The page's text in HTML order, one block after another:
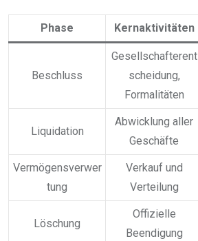
Phase Kernaktivitäten
Beschluss
Gesellschafterent
scheidung,
Formalitäten
Liquidation
Abwicklung aller
Geschäfte
Vermögensverwer
tung
Verkauf und
Verteilung
Löschung
Offizielle
Beendigung